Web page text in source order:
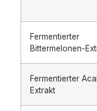
Fermentierter
Bittermelonen-
Fermentierter
Extrakt